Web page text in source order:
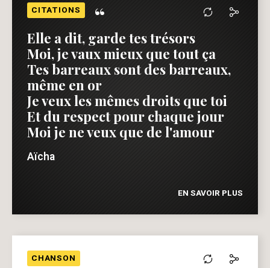
CITATIONS “
Elle a dit, garde tes trésors
Moi, je vaux mieux que tout ça
Tes barreaux sont des barreaux,
même en or
Je veux les mêmes droits que toi
Et du respect pour chaque jour
Moi je ne veux que de l'amour
Aïcha
EN SAVOIR PLUS
CHANSON